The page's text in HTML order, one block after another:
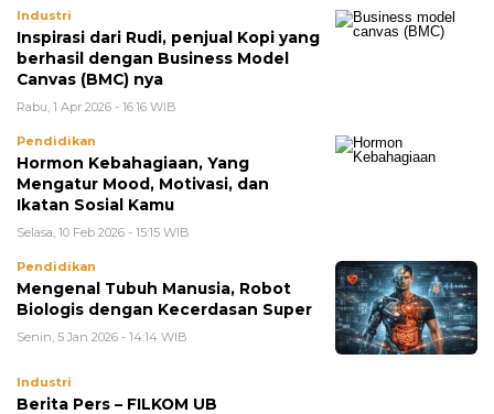
Industri
Inspirasi dari Rudi, penjual Kopi yang
berhasil dengan Business Model
Canvas (BMC) nya
Rabu, 1 Apr 2026 - 16:16 WIB
Pendidikan
Hormon Kebahagiaan, Yang
Mengatur Mood, Motivasi, dan
Ikatan Sosial Kamu
Selasa, 10 Feb 2026 - 15:15 WIB
Pendidikan
Mengenal Tubuh Manusia, Robot
Biologis dengan Kecerdasan Super
Senin, 5 Jan 2026 - 14:14 WIB
Industri
Berita Pers – FILKOM UB